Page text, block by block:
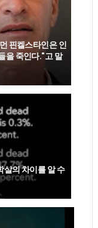
핀켈스타인은 인
을 죽인다."고 말
살의 차이를 알 수